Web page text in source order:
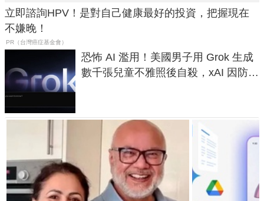
立即諮詢HPV！是對自己健康最好的投資，把握現在
不嫌晚！
PR（台灣癌症基金會）
恐怖 AI 濫用！美國男子用 Grok 生成
數千張兒童不雅照後自殺，xAI 因防護